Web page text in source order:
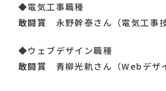
◆電気工事職種
敢闘賞
永野幹泰さん（電気工事技
◆ウェブデザイン職種
敢闘賞
青柳光軌さん（Webデザ